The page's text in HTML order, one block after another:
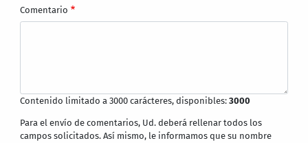
Comentario
Contenido limitado a 3000 carácteres, disponibles:3000
Para el envío de comentarios, Ud. deberá rellenar todos los
campos solicitados. Así mismo, le informamos que su nombre